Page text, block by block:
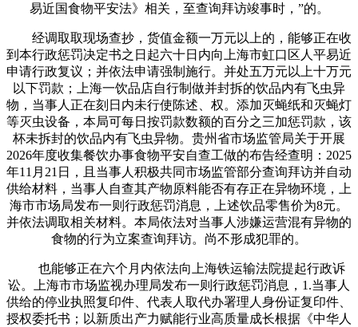
易近国食物平安法》相关，至查询拜访竣事时，”的。
经调取取现场查抄，货值金额一万元以上的，能够正在收
到本行政惩罚决定书之日起六十日内向上海市虹口区人平易近
申请行政复议；并依法申请强制施行。并处五万元以上十万元
以下罚款；上海一饮品店自行制做并封拆的饮品内有飞虫异
物，当事人正在刻日内未行使陈述、权。添加灭蝇纸和灭蝇灯
等灭虫设备，本局可每日按罚款数额的百分之三加惩罚款，该
杯未拆封的饮品内有飞虫异物。贵州省市场监管局关于开展
2026年度收集餐饮办事食物平安自查工做的布告经查明：2025
年11月21日，且当事人积极共同市场监管部分查询拜访并自动
供给材料，当事人自查其产物原料能否有存正在异物环境，上
海市市场局发布一则行政惩罚消息，上述饮品零售价为8元。
并依法调取相关材料。本局依法对当事人涉嫌运营混有异物的
食物的行为立案查询拜访。尚不形成犯罪的。
也能够正在六个月内依法向上海铁运输法院提起行政诉
讼。上海市市场监视办理局发布一则行政惩罚消息，1.当事人
供给的停业执照复印件、代表人取代办署理人身份证复印件、
授权委托书；以新质出产力赋能行业高质量成长根据《中华人